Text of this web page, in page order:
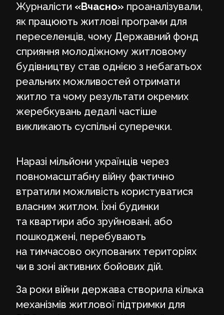
Журналісти «Вчасно» проаналізували,
як працюють житлові програми для
переселенців, чому Державний фонд
сприяння молодіжному житловому
будівництву став однією з небагатьох
реальних можливостей отримати
житло та чому результати окремих
жеребкувань дедалі частіше
викликають суспільні суперечки.
Наразі мільйони українців через
повномасштабну війну фактично
втратили можливість користуватися
власним житлом. Їхні будинки
та квартири або зруйновані, або
пошкоджені, перебувають
на тимчасово окупованих територіях
чи в зоні активних бойових дій.
За роки війни держава створила кілька
механізмів житлової підтримки для